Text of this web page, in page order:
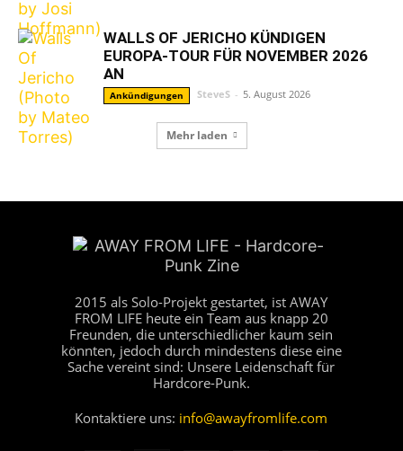
WALLS OF JERICHO KÜNDIGEN
EUROPA-TOUR FÜR NOVEMBER 2026
AN
Ankündigungen SteveS - 5. August 2026
Mehr laden
2015 als Solo-Projekt gestartet, ist AWAY
FROM LIFE heute ein Team aus knapp 20
Freunden, die unterschiedlicher kaum sein
könnten, jedoch durch mindestens diese eine
Sache vereint sind: Unsere Leidenschaft für
Hardcore-Punk.
Kontaktiere uns: info@awayfromlife.com